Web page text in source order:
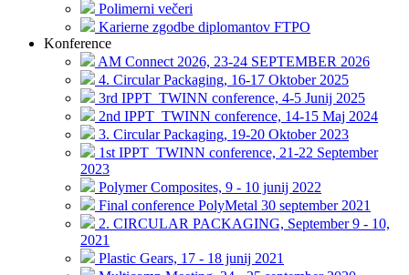
Polimerni večeri
Karierne zgodbe diplomantov FTPO
Konference
AM Connect 2026, 23-24 SEPTEMBER 2026
4. Circular Packaging, 16-17 Oktober 2025
3rd IPPT_TWINN conference, 4-5 Junij 2025
2nd IPPT_TWINN conference, 14-15 Maj 2024
3. Circular Packaging, 19-20 Oktober 2023
1st IPPT_TWINN conference, 21-22 September
2023
Polymer Composites, 9 - 10 junij 2022
Final conference PolyMetal 30 september 2021
2. CIRCULAR PACKAGING, September 9 - 10,
2021
Plastic Gears, 17 - 18 junij 2021